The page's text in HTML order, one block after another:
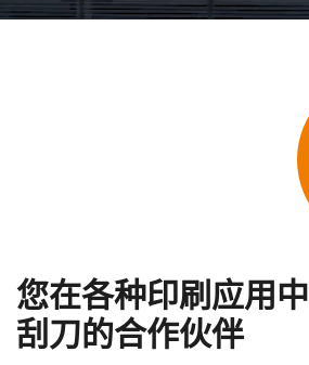
您在各种印刷应用中
刮刀的合作伙伴